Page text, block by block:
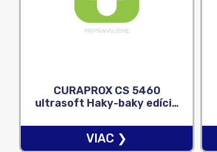
CURAPROX CS 5460
ultrasoft Haky-baky edícia
(dvojbalenie), 1×2 ks
VIAC ❯